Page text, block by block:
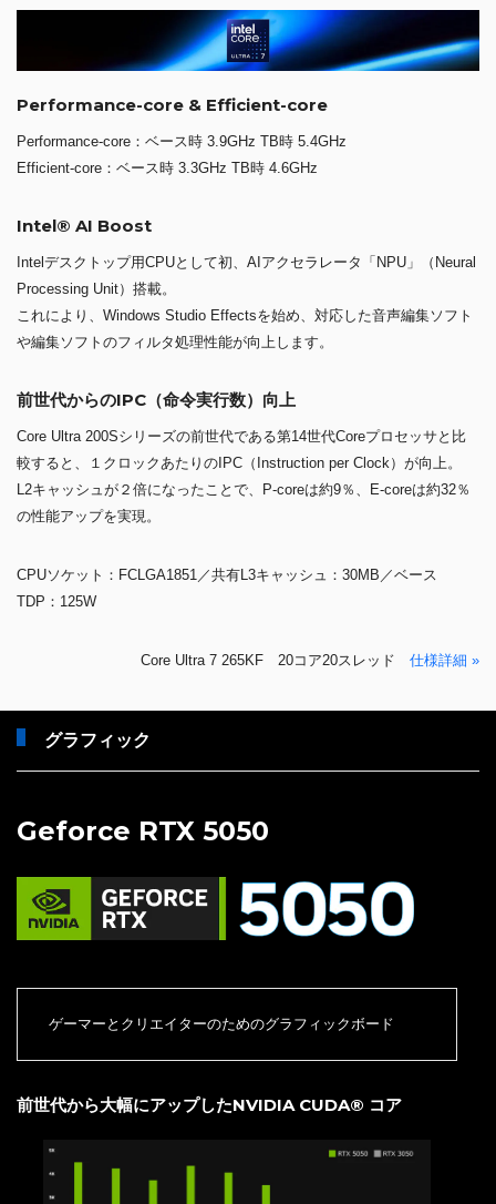
Performance-core & Efficient-core
Performance-core：ベース時 3.9GHz TB時 5.4GHz
Efficient-core：ベース時 3.3GHz TB時 4.6GHz
Intel® AI Boost
Intelデスクトップ用CPUとして初、AIアクセラレータ「NPU」（Neural
Processing Unit）搭載。
これにより、Windows Studio Effectsを始め、対応した音声編集ソフト
や編集ソフトのフィルタ処理性能が向上します。
前世代からのIPC（命令実行数）向上
Core Ultra 200Sシリーズの前世代である第14世代Coreプロセッサと比
較すると、１クロックあたりのIPC（Instruction per Clock）が向上。
L2キャッシュが２倍になったことで、P-coreは約9％、E-coreは約32％
の性能アップを実現。
CPUソケット：FCLGA1851／共有L3キャッシュ：30MB／ベース
TDP：125W
Core Ultra 7 265KF 20コア20スレッド 仕様詳細 »
グラフィック
Geforce RTX 5050
ゲーマーとクリエイターのためのグラフィックボード
前世代から大幅にアップしたNVIDIA CUDA® コア